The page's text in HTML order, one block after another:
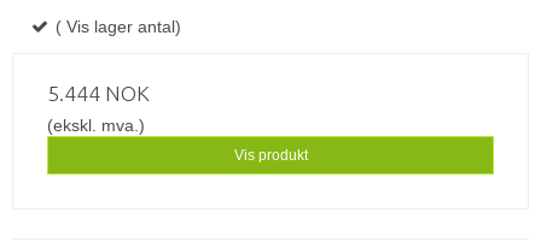
( Vis lager antal)
5.444 NOK
(ekskl. mva.)
Vis produkt